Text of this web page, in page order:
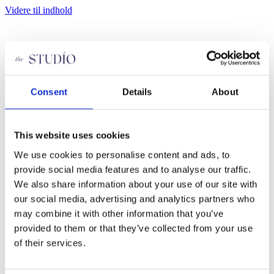
Consent Details About
This website uses cookies
We use cookies to personalise content and ads, to
provide social media features and to analyse our traffic.
We also share information about your use of our site with
our social media, advertising and analytics partners who
may combine it with other information that you’ve
provided to them or that they’ve collected from your use
of their services.
Videre til indhold
Om os
Hot Yoga Aarhus
THESTUDIO holdplan
Staff
FAQ
Persondatapolitik
Bliv medlem
Kontakt
Om os
Hot Yoga Aarhus
Priser
THESTUDIO holdplan
Staff
FAQ
Søg job